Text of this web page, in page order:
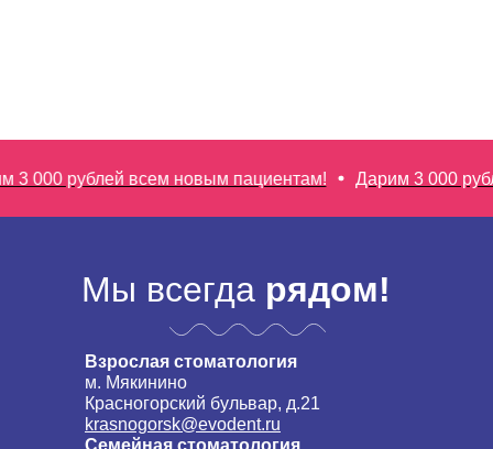
рублей всем новым пациентам! Дарим 3 000
Взрослая стоматология
м. Мякинино
Красногорский бульвар, д.21
krasnogorsk@evodent.ru
Семейная стоматология
Мы всегда рядом!